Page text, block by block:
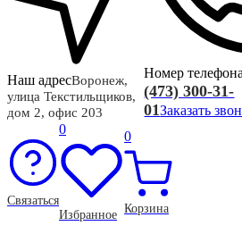
Наш адресВоронеж,
улица Текстильщиков,
дом 2, офис 203
Номер телефона
(473) 300-31-
01Заказать
Связаться
0
Избранное
0
Корзина